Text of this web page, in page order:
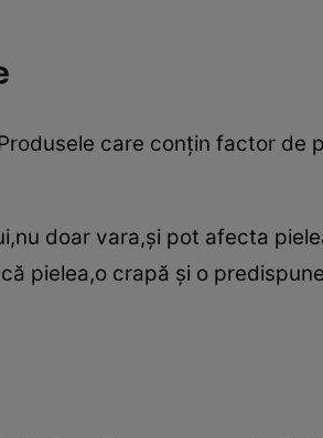
care conţin factor de
doar vara,şi pot afecta
pielea,o crapă şi o